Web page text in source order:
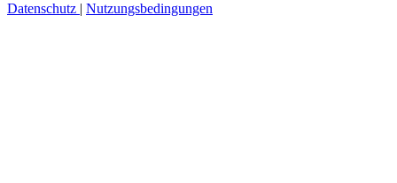
Datenschutz | Nutzungsbedingungen